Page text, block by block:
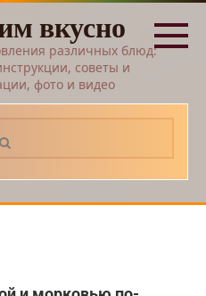
вкусно
различных блюд:
советы и
фото и видео